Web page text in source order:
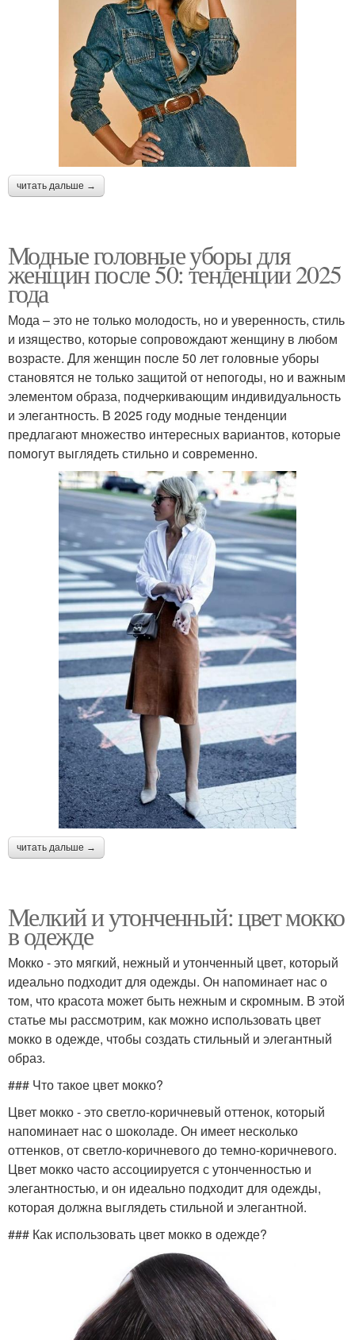
читать дальше →
Модные головные уборы для
женщин после 50: тенденции 2025
года
Мода – это не только молодость, но и уверенность, стиль
и изящество, которые сопровождают женщину в любом
возрасте. Для женщин после 50 лет головные уборы
становятся не только защитой от непогоды, но и важным
элементом образа, подчеркивающим индивидуальность
и элегантность. В 2025 году модные тенденции
предлагают множество интересных вариантов, которые
помогут выглядеть стильно и современно.
читать дальше →
Мелкий и утонченный: цвет мокко
в одежде
Мокко - это мягкий, нежный и утонченный цвет, который
идеально подходит для одежды. Он напоминает нас о
том, что красота может быть нежным и скромным. В этой
статье мы рассмотрим, как можно использовать цвет
мокко в одежде, чтобы создать стильный и элегантный
образ.
### Что такое цвет мокко?
Цвет мокко - это светло-коричневый оттенок, который
напоминает нас о шоколаде. Он имеет несколько
оттенков, от светло-коричневого до темно-коричневого.
Цвет мокко часто ассоциируется с утонченностью и
элегантностью, и он идеально подходит для одежды,
которая должна выглядеть стильной и элегантной.
### Как использовать цвет мокко в одежде?